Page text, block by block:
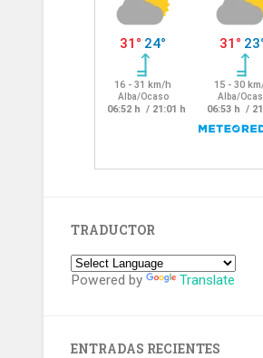
TRADUCTOR
Powered by Translate
ENTRADAS RECIENTES